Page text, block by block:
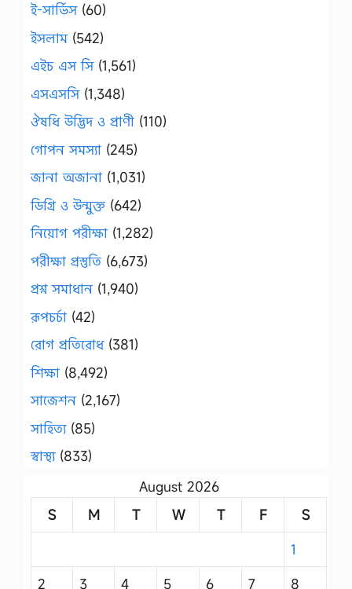
ই-সার্ভিস(60)
ইসলাম(542)
এইচ এস সি(1,561)
এসএসসি(1,348)
ঔষধি উদ্ভিদ ও প্রাণী (110)
গোপন সমস্যা (245)
জানা অজানা (1,031)
ডিগ্রি ও উন্মুক্ত (642)
নিয়োগ পরীক্ষা (1,282)
পরীক্ষা প্রস্তুতি (6,673)
প্রশ্ন সমাধান (1,940)
রূপচর্চা (42)
রোগ প্রতিরোধ(381)
শিক্ষা (8,492)
সাজেশন (2,167)
সাহিত্য(85)
স্বাস্থ্য(833)
August 2026
S
M T W T F
S
1
2
3 4 5 6 7
8